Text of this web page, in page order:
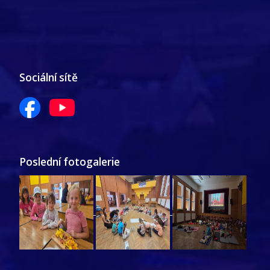
Sociální sítě
Poslední fotogalerie